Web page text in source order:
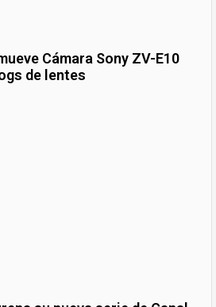
Cámara Sony ZV-E10
de lentes